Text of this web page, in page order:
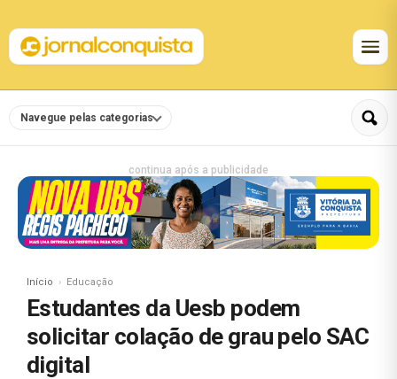
Navegue pelas categorias
continua após a publicidade
Início Educação
Estudantes da Uesb podem
solicitar colação de grau pelo SAC
digital